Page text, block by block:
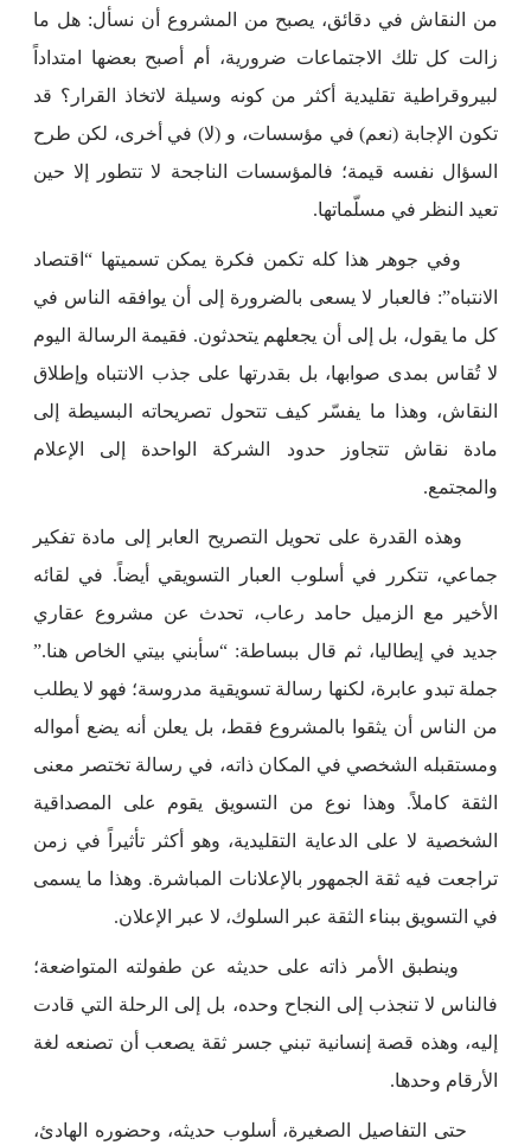
من النقاش في دقائق، يصبح من المشروع أن نسأل: هل ما
زالت كل تلك الاجتماعات ضرورية، أم أصبح بعضها امتداداً
لبيروقراطية تقليدية أكثر من كونه وسيلة لاتخاذ القرار؟ قد
تكون الإجابة (نعم) في مؤسسات، و (لا) في أخرى، لكن طرح
السؤال نفسه قيمة؛ فالمؤسسات الناجحة لا تتطور إلا حين
تعيد النظر في مسلّماتها.
وفي جوهر هذا كله تكمن فكرة يمكن تسميتها “اقتصاد
الانتباه”: فالعبار لا يسعى بالضرورة إلى أن يوافقه الناس في
كل ما يقول، بل إلى أن يجعلهم يتحدثون. فقيمة الرسالة اليوم
لا تُقاس بمدى صوابها، بل بقدرتها على جذب الانتباه وإطلاق
النقاش، وهذا ما يفسّر كيف تتحول تصريحاته البسيطة إلى
مادة نقاش تتجاوز حدود الشركة الواحدة إلى الإعلام
والمجتمع.
وهذه القدرة على تحويل التصريح العابر إلى مادة تفكير
جماعي، تتكرر في أسلوب العبار التسويقي أيضاً. في لقائه
الأخير مع الزميل حامد رعاب، تحدث عن مشروع عقاري
جديد في إيطاليا، ثم قال ببساطة: “سأبني بيتي الخاص هنا.”
جملة تبدو عابرة، لكنها رسالة تسويقية مدروسة؛ فهو لا يطلب
من الناس أن يثقوا بالمشروع فقط، بل يعلن أنه يضع أمواله
ومستقبله الشخصي في المكان ذاته، في رسالة تختصر معنى
الثقة كاملاً. وهذا نوع من التسويق يقوم على المصداقية
الشخصية لا على الدعاية التقليدية، وهو أكثر تأثيراً في زمن
تراجعت فيه ثقة الجمهور بالإعلانات المباشرة. وهذا ما يسمى
في التسويق ببناء الثقة عبر السلوك، لا عبر الإعلان.
وينطبق الأمر ذاته على حديثه عن طفولته المتواضعة؛
فالناس لا تنجذب إلى النجاح وحده، بل إلى الرحلة التي قادت
إليه، وهذه قصة إنسانية تبني جسر ثقة يصعب أن تصنعه لغة
الأرقام وحدها.
حتى التفاصيل الصغيرة، أسلوب حديثه، وحضوره الهادئ،